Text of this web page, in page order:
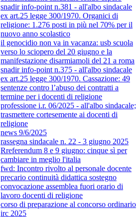
snadir info-point n.381 - all'albo sindacale
ex art.25 legge 300/1970. Organici di
religione: 1.276 posti in più nel 70% per il
nuovo anno scolastico
il genocidio non va in vacanza: usb scuola
verso lo sciopero del 20 giugno e la
manifestazione disarmiamoli del 21 a roma
snadir info-point n.375 - all'albo sindacale
ex art.25 legge 300/1970. Cassazione: 49
sentenze contro l’abuso dei contratti a
termine per i docenti di religione
professione i.r. 06/2025 - all'albo sindacale;
trasmettere cortesemente ai docenti di
religione
news 9/6/2025
rassegna sindacale n. 22 - 3 giugno 2025
Rreferendum 8 e 9 giugno: cinque sì per
cambiare in meglio l'italia
fwd: Incontro rivolto al personale docente
precario continuità didattica sostegno
convocazione assemblea fuori orario di
lavoro docenti di religione
corso di preparazione al concorso ordinario
irc 2025